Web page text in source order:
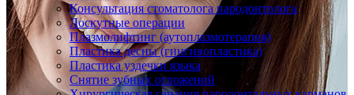
Консультация стоматолога пародонтолога
Лоскутные операции
Плазмолифтинг (аутоплазмотерапия)
Пластика десны (гингивопластика)
Пластика уздечки языка
Снятие зубных отложений